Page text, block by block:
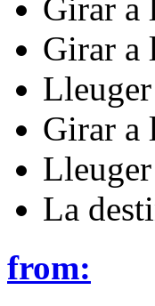
Girar a
Girar a
Girar a
La
from: